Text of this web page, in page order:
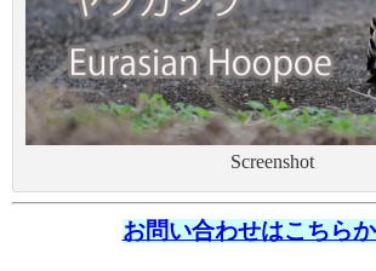
Screenshot
お問い合わせはこちらか